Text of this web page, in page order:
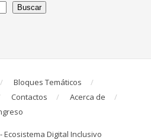
Buscar
Bloques Temáticos
Contactos
Acerca de
Ecosistema Digital Inclusivo